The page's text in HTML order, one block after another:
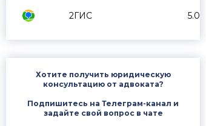
2ГИС 5.0
Хотите получить юридическую
консультацию от адвоката?
Подпишитесь на Телеграм-канал и
задайте свой вопрос в чате